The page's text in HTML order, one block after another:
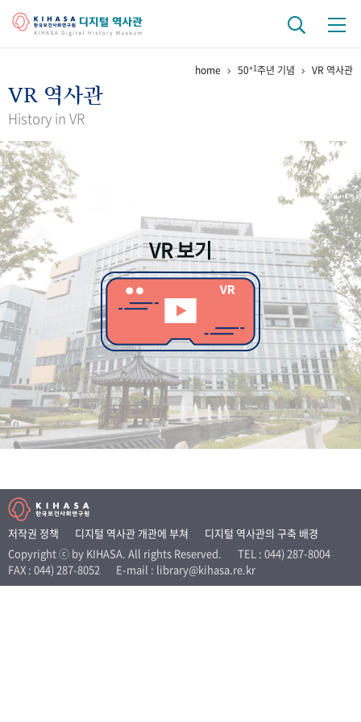
걸어온 길 기관 변천사
연구 역사
정책과 연구
간행물 변천사
기록물 아카이브
사진 아카이브 문서 기록물 행정박물 영상 기록물
50 주년 기념
성과 50선 숫자로 보는 50년 50 +1주년 광장
세계와 함께 한 KIHASA
VR 역사관
home 50+1주년 기념 VR 역사관
VR 역사관
History in VR
VR 보기
저작권 정책 디지털 역사관 개관에 부쳐
디지털 역사관의 구축 배경
Copyright ⓒ by KIHASA. All rights Reserved.
TEL : 044) 287-8004
FAX : 044) 287-8052
E-mail : library@kihasa.re.kr